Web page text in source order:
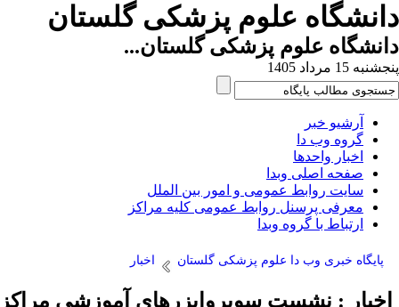
علوم پزشکی گلستان
علوم پزشکی گلستان...
15 مرداد 1405
آرشیو خبر
گروه وب دا
اخبار واحدها
صفحه اصلی وبدا
سایت روابط عمومی و امور بین الملل
معرفی پرسنل روابط عمومی کلیه مراکز
ارتباط با گروه وبدا
پایگاه خبری وب دا علوم پزشکی گلستان اخبار
: نشست سوپروایزرهای آموزشی مراکز